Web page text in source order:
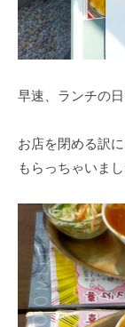
早速、ランチの
お店を閉める訳
もらっちゃいまし